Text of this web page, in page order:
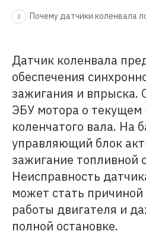
3 Почему датчики коленвала
Датчик коленвала
обеспечения
зажигания и впрыска.
ЭБУ мотора о
коленчатого вала. На
управляющий блок
зажигание топливной
Неисправность
может стать
работы двигателя и
полной остановке.